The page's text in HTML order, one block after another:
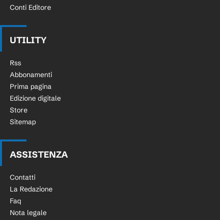
Conti Editore
UTILITY
Rss
Abbonamenti
Prima pagina
Edizione digitale
Store
Sitemap
ASSISTENZA
Contatti
La Redazione
Faq
Nota legale